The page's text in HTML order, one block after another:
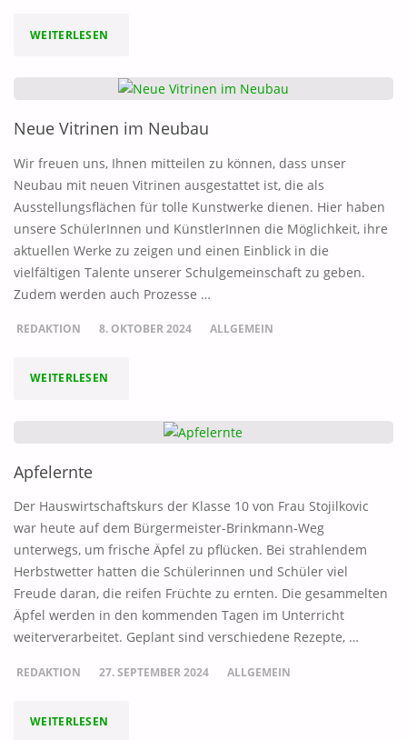
WEITERLESEN
HANDY
WEG“
–
DAS
FAMILIENZENTRUM
ELTERNVORTRAG
Neue Vitrinen im Neubau
Wir freuen uns, Ihnen mitteilen zu können, dass unser
Neubau mit neuen Vitrinen ausgestattet ist, die als
Ausstellungsflächen für tolle Kunstwerke dienen. Hier haben
unsere SchülerInnen und KünstlerInnen die Möglichkeit, ihre
aktuellen Werke zu zeigen und einen Einblick in die
vielfältigen Talente unserer Schulgemeinschaft zu geben.
Zudem werden auch Prozesse …
REDAKTION 8. OKTOBER 2024 ALLGEMEIN
WEITERLESEN
Apfelernte
Der Hauswirtschaftskurs der Klasse 10 von Frau Stojilkovic
war heute auf dem Bürgermeister-Brinkmann-Weg
unterwegs, um frische Äpfel zu pflücken. Bei strahlendem
Herbstwetter hatten die Schülerinnen und Schüler viel
Freude daran, die reifen Früchte zu ernten. Die gesammelten
Äpfel werden in den kommenden Tagen im Unterricht
weiterverarbeitet. Geplant sind verschiedene Rezepte, …
REDAKTION 27. SEPTEMBER 2024 ALLGEMEIN
WEITERLESEN